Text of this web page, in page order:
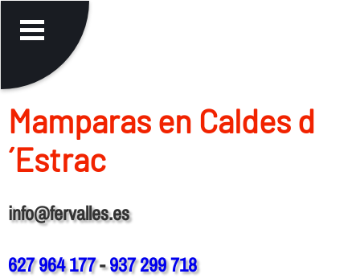
Mamparas en Caldes d
´Estrac
info@fervalles.es
627 964 177-937 299 718